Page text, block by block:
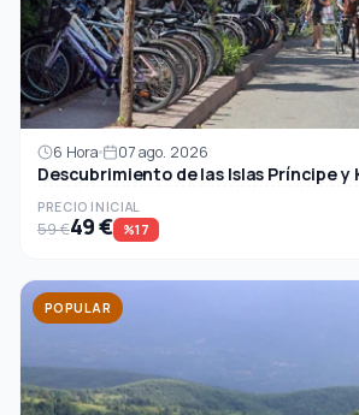
6 Hora 07 ago. 2026
Descubrimiento de las Islas Príncipe y
PRECIO INICIAL
59 €49 € %17
POPULAR